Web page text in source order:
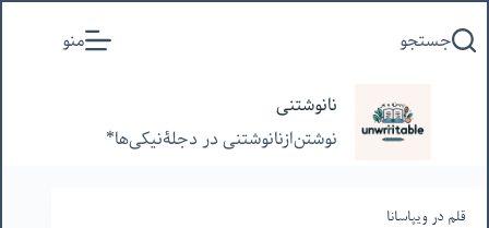
به
جستجو منو
نانوشتنی
نوشتن‌از‌نانوشتنی‌ در‌ دجلۀنیکی‌ها*
قلم در ویپاسانا